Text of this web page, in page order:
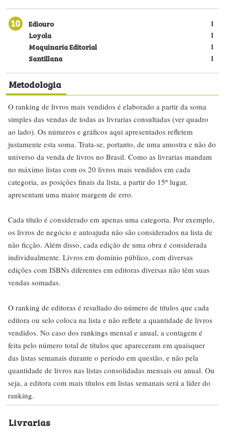
10 1
Ediouro
1
Loyola
1
Maquinaria Editorial
1
Santillana
Metodologia
O ranking de livros mais vendidos é elaborado a partir da soma
simples das vendas de todas as livrarias consultadas (ver quadro
ao lado). Os números e gráficos aqui apresentados refletem
justamente esta soma. Trata-se, portanto, de uma amostra e não do
universo da venda de livros no Brasil. Como as livrarias mandam
no máximo listas com os 20 livros mais vendidos em cada
categoria, as posições finais da lista, a partir do 15º lugar,
apresentam uma maior margem de erro.
Cada título é considerado em apenas uma categoria. Por exemplo,
os livros de negócio e autoajuda não são considerados na lista de
não ficção. Além disso, cada edição de uma obra é considerada
individualmente. Livros em domínio público, com diversas
edições com ISBNs diferentes em editoras diversas não têm suas
vendas somadas.
O ranking de editoras é resultado do número de títulos que cada
editora ou selo coloca na lista e não reflete a quantidade de livros
vendidos. No caso dos rankings mensal e anual, a contagem é
feita pelo número total de títulos que apareceram em quaisquer
das listas semanais durante o período em questão, e não pela
quantidade de livros nas listas consolidadas mensais ou anual. Ou
seja, a editora com mais títulos em listas semanais será a líder do
ranking.
Livrarias